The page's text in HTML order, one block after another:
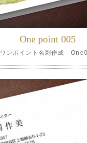
One point 005
ワンポイント名刺作成 -